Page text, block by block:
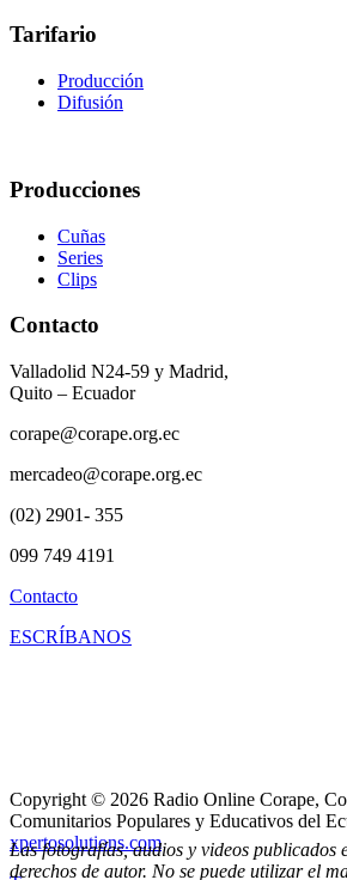
Las fotografías, audios y videos publicados
derechos de autor. No se puede utilizar el
Tarifario
Producción
Difusión
Producciones
Cuñas
Series
Clips
Contacto
Valladolid N24-59 y Madrid,
Quito – Ecuador
corape@corape.org.ec
mercadeo@corape.org.ec
(02) 2901- 355
099 749 4191
Contacto
ESCRÍBANOS
Copyright © 2026 Radio Online Corape,
Comunitarios Populares y Educativos del
xpertosolutions.com